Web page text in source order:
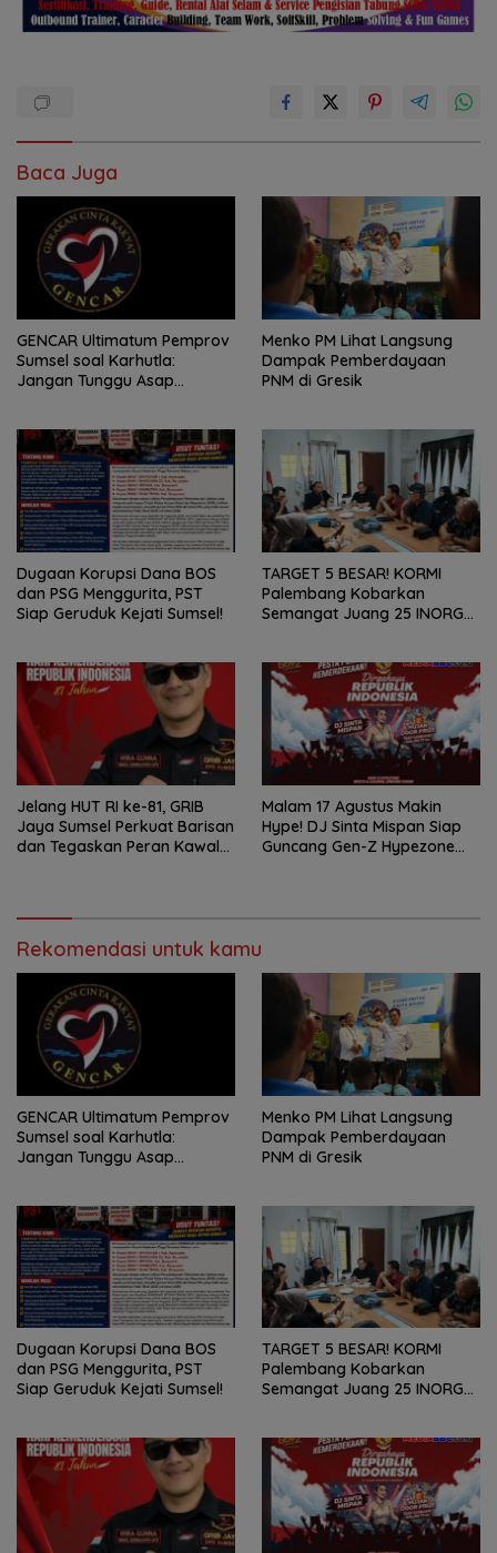
Baca Juga
GENCAR Ultimatum Pemprov
Sumsel soal Karhutla:
Jangan Tunggu Asap
Menko PM Lihat Langsung
Dampak Pemberdayaan
PNM di Gresik
Dugaan Korupsi Dana BOS
dan PSG Menggurita, PST
Siap Geruduk Kejati Sumsel!
TARGET 5 BESAR! KORMI
Palembang Kobarkan
Semangat Juang 25 INORGA
Jelang HUT RI ke-81, GRIB
Jaya Sumsel Perkuat Barisan
dan Tegaskan Peran Kawal
Malam 17 Agustus Makin
Hype! DJ Sinta Mispan Siap
Guncang Gen-Z Hypezone
Rekomendasi untuk kamu
GENCAR Ultimatum Pemprov
Sumsel soal Karhutla:
Jangan Tunggu Asap
Menko PM Lihat Langsung
Dampak Pemberdayaan
PNM di Gresik
Dugaan Korupsi Dana BOS
dan PSG Menggurita, PST
Siap Geruduk Kejati Sumsel!
TARGET 5 BESAR! KORMI
Palembang Kobarkan
Semangat Juang 25 INORGA